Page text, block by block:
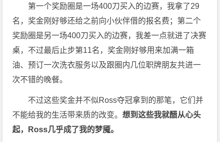
第一个奖励圈是一场400刀买入的边赛，我拿了29
名，奖金刚好够还给之前向小伙伴借的报名费；第二个
奖励圈是另一场400刀买入的边赛，我差一点就进了决赛
桌，不过最后止步第11名，奖金刚好够用来加满一箱
油、预订一次洗衣服务以及跟圈内几位职牌朋友共进一
次不错的晚餐。
不过这些奖金并不似Ross夺冠拿到的那笔，它们并
不能给我的生活带来质的改变。想到这些我就醋从心头
起，Ross几乎成了我的梦魇。